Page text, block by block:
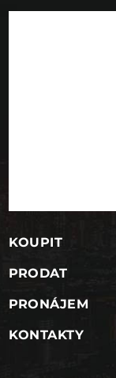
KOUPIT
PRODAT
PRONÁJEM
KONTAKTY